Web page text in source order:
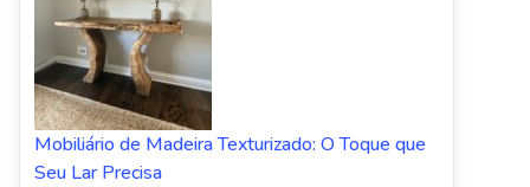
Mobiliário de Madeira Texturizado: O Toque que
Seu Lar Precisa